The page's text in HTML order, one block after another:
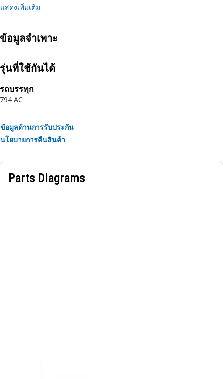
แสดงเพิ่มเติม
ข้อมูลจำเพาะ
รุ่นที่ใช้กันได้
รถบรรทุก
794 AC
ข้อมูลด้านการรับประกัน
นโยบายการคืนสินค้า
Parts Diagrams